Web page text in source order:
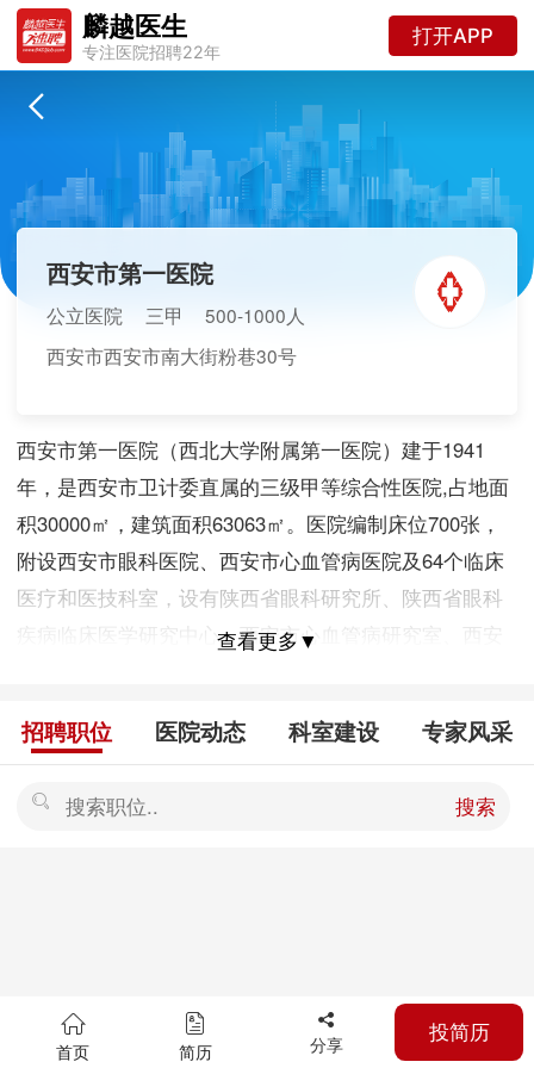
麟越医生
专注医院招聘22年
打开APP
西安市第一医院
公立医院 三甲
500-1000人
西安市西安市南大街粉巷30号
西安市第一医院（西北大学附属第一医院）建于1941
年，是西安市卫计委直属的三级甲等综合性医院,占地面
积30000㎡，建筑面积63063㎡。医院编制床位700张，
附设西安市眼科医院、西安市心血管病医院及64个临床
医疗和医技科室，设有陕西省眼科研究所、陕西省眼科
疾病临床医学研究中心、西安市心血管病研究室、西安
安市眼库。医院现有员工1600余人，其中高级专业技术
（西安市眼科医院）是陕西省及西安市医学重点学科，
大的眼库，已先后与斯里兰卡国际眼库、美国国际眼库
及美国西雅图眼库建立了友好合作关系，陕西省慈善协
查看更多▼
招聘职位 医院动态 科室建设 专家风采
搜索
首页 简历 分享 投简历